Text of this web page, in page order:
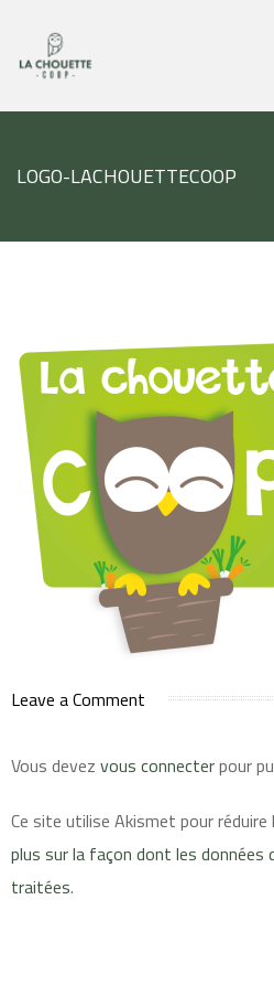
LOGO-LACHOUETTECOOP
Leave a Comment
Vous devez vous connecterpour
Ce site utilise Akismet pour réduire
plus sur la façon dont les
traitées.